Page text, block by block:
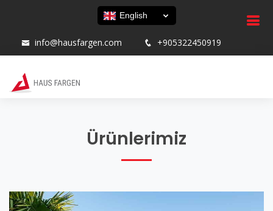
English
info@hausfargen.com +905322450919
Ürünlerimiz